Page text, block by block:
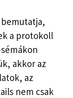
a protokoll
akkor az
az
nem csak